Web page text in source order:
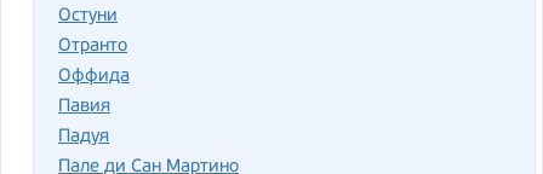
Остуни
Отранто
Оффида
Павия
Падуя
Пале ди Сан Мартино